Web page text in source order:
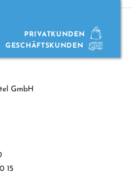
GmbH
15
PRIVATKUNDEN
GESCHÄFTSKUNDEN